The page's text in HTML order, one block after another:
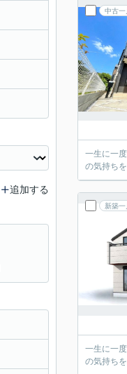
中古一
一生に一
の気持ち
新築
一生に一
の気持ち
追加する